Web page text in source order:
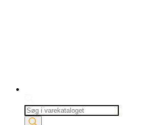
Products
search